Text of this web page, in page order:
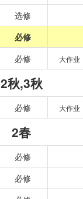
选修
必修
必修 大作业
2秋,3秋
必修 大作业
2春
必修
必修